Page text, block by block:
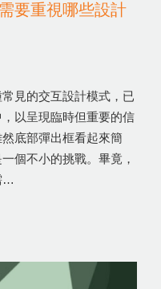
要重視哪些設計
見的交互設計模式，已
以呈現臨時但重要的信
底部彈出框看起來簡
個不小的挑戰。畢竟，
…